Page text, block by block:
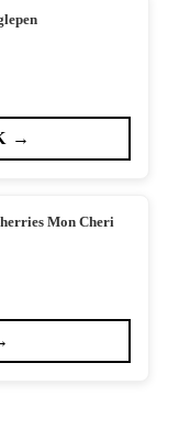
→
Mon Cheri